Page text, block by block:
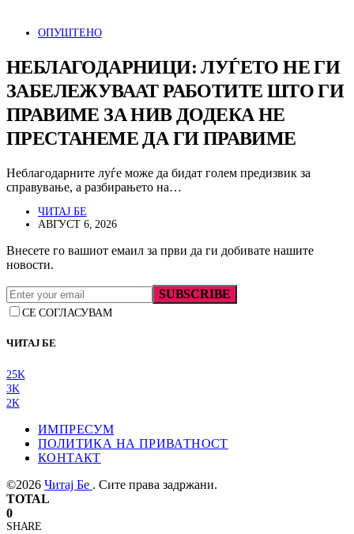
ОПУШТЕНО
НЕБЛАГОДАРНИЦИ: ЛУЃЕТО НЕ ГИ
ЗАБЕЛЕЖУВААТ РАБОТИТЕ ШТО ГИ
ПРАВИМЕ ЗА НИВ ДОДЕКА НЕ
ПРЕСТАНЕМЕ ДА ГИ ПРАВИМЕ
Неблагодарните луѓе може да бидат голем предизвик за
справување, а разбирањето на…
ЧИТАЈ БЕ
АВГУСТ 6, 2026
Внесете го вашиот емаил за први да ги добивате нашите
новости.
SUBSCRIBE
СЕ СОГЛАСУВАМ
ЧИТАЈ БЕ
25K
3K
2K
ИМПРЕСУМ
ПОЛИТИКА НА ПРИВАТНОСТ
КОНТАКТ
©2026 Читај Бе . Сите права задржани.
TOTAL
0
SHARE